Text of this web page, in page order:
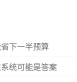
下一半预算
统可能是答案